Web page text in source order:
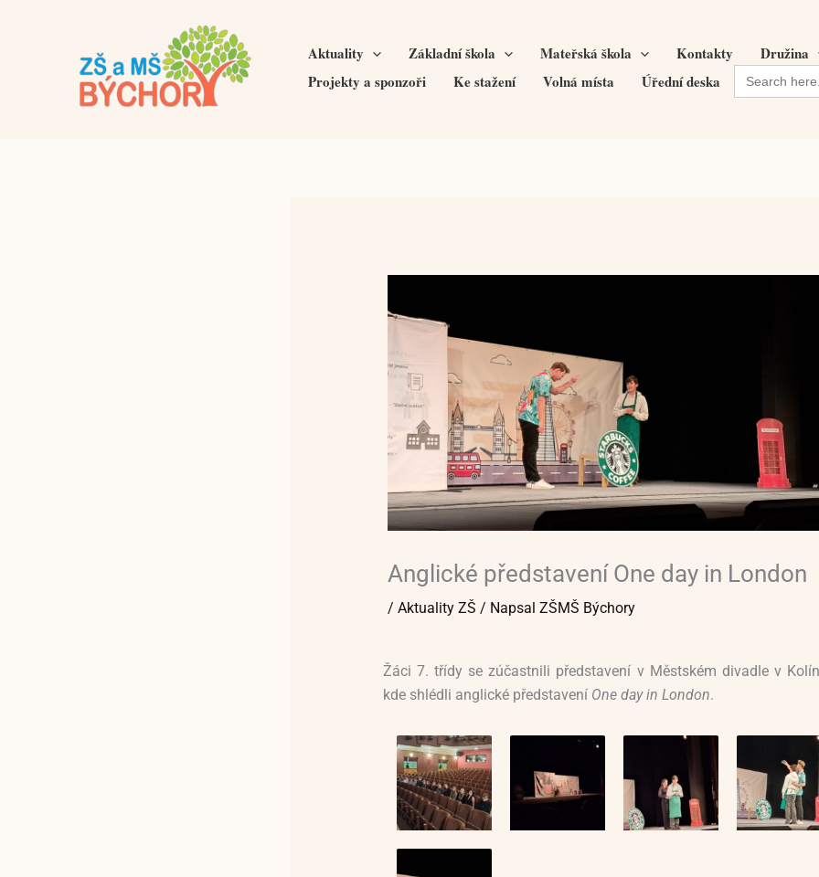
Aktuality Základní škola Mateřská škola Kontakty
Družina
Projekty a sponzoři
Ke stažení Volná místa Úřední deska Search
for:
Anglické představení One day in London
/ Aktuality ZŠ / Napsal ZŠMŠ Býchory
Žáci 7. třídy se zúčastnili představení v Městském divadle v
kde shlédli anglické představení One day in London.